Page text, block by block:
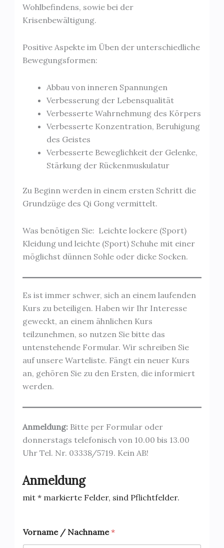
Wohlbefindens, sowie bei der
Krisenbewältigung.
Positive Aspekte im Üben der unterschiedliche
Bewegungsformen:
Abbau von inneren Spannungen
Verbesserung der Lebensqualität
Verbesserte Wahrnehmung des Körpers
Verbesserte Konzentration, Beruhigung
des Geistes
Verbesserte Beweglichkeit der Gelenke,
Stärkung der Rückenmuskulatur
Zu Beginn werden in einem ersten Schritt die
Grundzüge des Qi Gong vermittelt.
Was benötigen Sie: Leichte lockere (Sport)
Kleidung und leichte (Sport) Schuhe mit einer
möglichst dünnen Sohle oder dicke Socken.
Es ist immer schwer, sich an einem laufenden
Kurs zu beteiligen. Haben wir Ihr Interesse
geweckt, an einem ähnlichen Kurs
teilzunehmen, so nutzen Sie bitte das
untenstehende Formular. Wir schreiben Sie
auf unsere Warteliste. Fängt ein neuer Kurs
an, gehören Sie zu den Ersten, die informiert
werden.
Anmeldung:Bitte per Formular oder
donnerstags telefonisch von 10.00 bis 13.00
Uhr Tel. Nr. 03338/5719. Kein AB!
Anmeldung
mit * markierte Felder, sind Pflichtfelder.
Vorname / Nachname*